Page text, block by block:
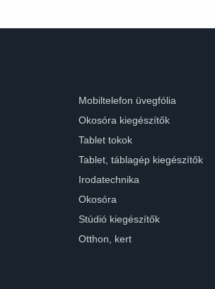
Mobiltelefon üvegfólia
Okosóra kiegészítők
Tablet tokok
Tablet, táblagép kiegészítők
Irodatechnika
Okosóra
Stúdió kiegészítők
Otthon, kert